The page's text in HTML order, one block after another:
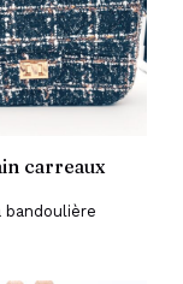
carreaux
bandoulière